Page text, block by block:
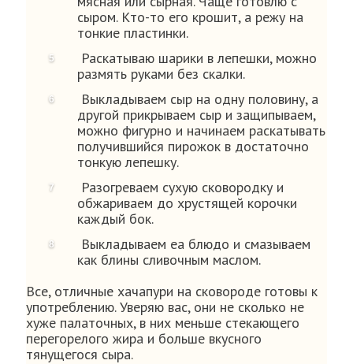
сыром. Кто-то его крошит, а режу на
тонкие пластинки.
Раскатываю шарики в лепешки, можно
размять руками без скалки.
Выкладываем сыр на одну половину, а
другой прикрываем сыр и защипываем,
можно фигурно и начинаем раскатывать
получившийся пирожок в достаточно
тонкую лепешку.
Разогреваем сухую сковородку и
обжариваем до хрустящей корочки
каждый бок.
Выкладываем еа блюдо и смазываем
как блины сливочным маслом.
Все, отличные хачапури на сковороде готовы к
употреблению. Уверяю вас, они не сколько не
хуже палаточных, в них меньше стекающего
перегорелого жира и больше вкусного
тянущегося сыра.